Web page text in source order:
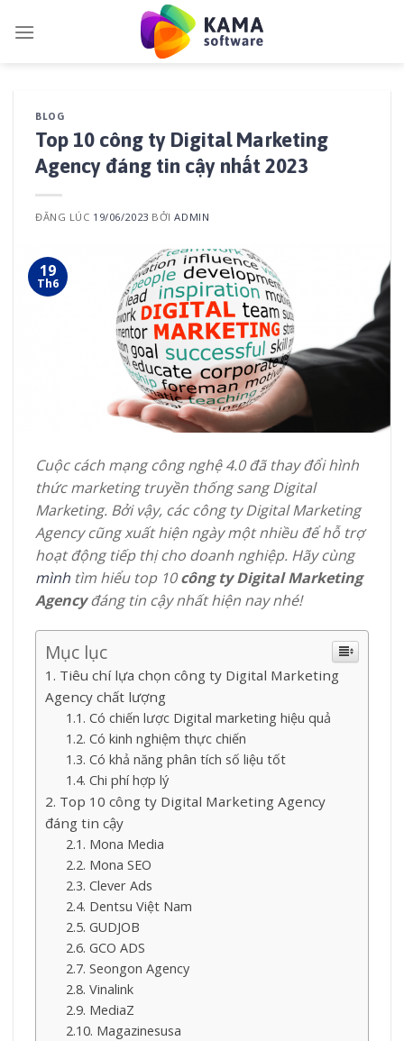
BLOG
Top 10 công ty Digital Marketing
Agency đáng tin cậy nhất 2023
ĐĂNG LÚC 19/06/2023 BỞIADMIN
19
Th6
Cuộc cách mạng công nghệ 4.0 đã thay đổi hình
thức marketing truyền thống sang Digital
Marketing. Bởi vậy, các công ty Digital Marketing
Agency cũng xuất hiện ngày một nhiều để hỗ trợ
hoạt động tiếp thị cho doanh nghiệp. Hãy cùng
mình tìm hiểu top 10công ty Digital Marketing
Agencyđáng tin cậy nhất hiện nay nhé!
Mục lục
Tiêu chí lựa chọn công ty Digital Marketing
Agency chất lượng
Có chiến lược Digital marketing hiệu quả
Có kinh nghiệm thực chiến
Có khả năng phân tích số liệu tốt
Chi phí hợp lý
Top 10 công ty Digital Marketing Agency
đáng tin cậy
Mona Media
Mona SEO
Clever Ads
Dentsu Việt Nam
GUDJOB
GCO ADS
Seongon Agency
Vinalink
MediaZ
Magazinesusa